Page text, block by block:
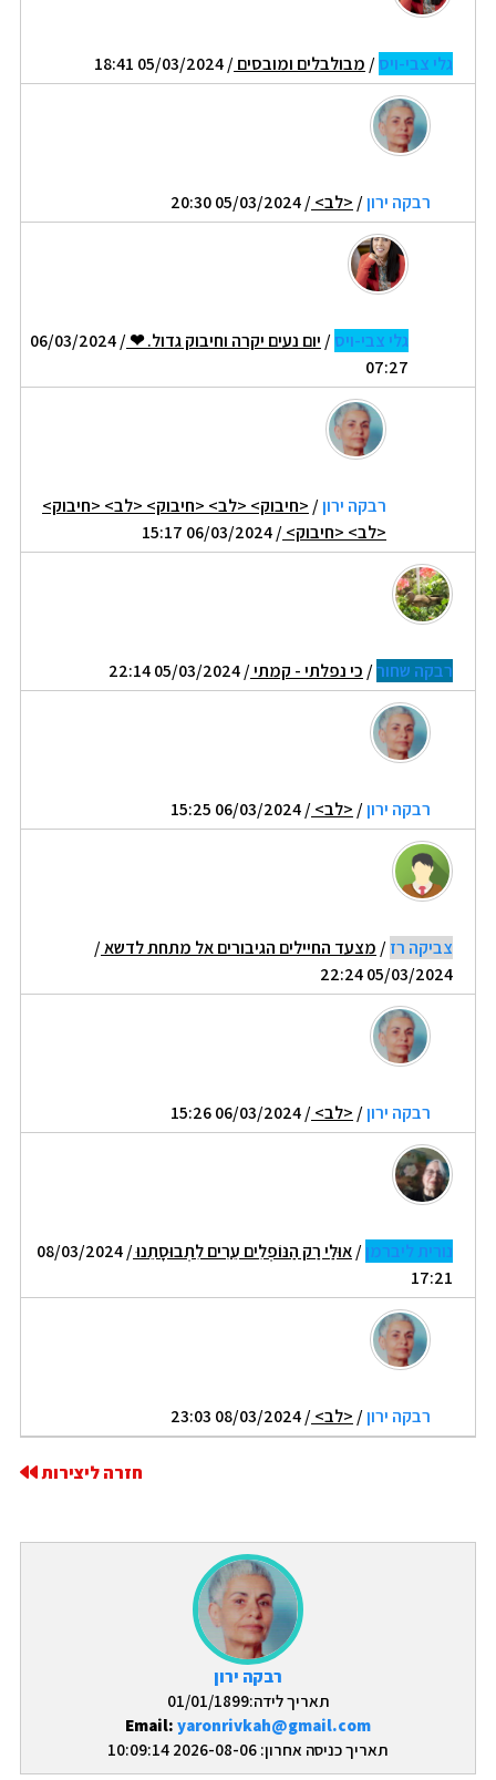
רבקה ירון
תאריך לידה:01/01/1899
Email: yaronrivkah@gmail.com
תאריך כניסה אחרון: 2026-08-06 10:09:14
גלי צבי-ויס/ מבולבלים ומובסים/ 05/03/2024 18:41
רבקה ירון/ <לב>/ 05/03/2024 20:30
גלי צבי-ויס/ יום נעים יקרה וחיבוק גדול. ❤ / 06/03/2024
07:27
רבקה ירון/ <חיבוק> <לב> <חיבוק> <לב> <חיבוק>
<לב> <חיבוק>/ 06/03/2024 15:17
רבקה שחור/ כי נפלתי - קמתי/ 05/03/2024 22:14
רבקה ירון/ <לב>/ 06/03/2024 15:25
צביקה רז/ מצעד החיילים הגיבורים אל מתחת לדשא/
05/03/2024 22:24
רבקה ירון/ <לב>/ 06/03/2024 15:26
נורית ליברמן/אוּלַי רַק הַנּוֹפְלִים עֵרִים לִתְבוּסָתֵנוּ / 08/03/2024
17:21
רבקה ירון/ <לב>/ 08/03/2024 23:03
חזרה ליצירות